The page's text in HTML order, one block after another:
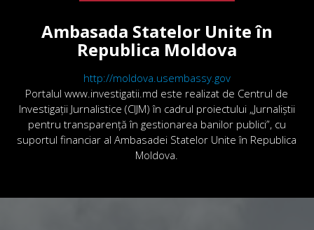
Ambasada Statelor Unite în
Republica Moldova
http://moldova.usembassy.gov
Portalul www.investigatii.md este realizat de Centrul de
Investigații Jurnalistice (CIJM) în cadrul proiectului „Jurnaliștii
pentru transparență în gestionarea banilor publici”, cu
suportul financiar al Ambasadei Statelor Unite în Republica
Moldova.